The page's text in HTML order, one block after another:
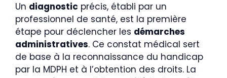
Un diagnostic précis, établi par un
professionnel de santé, est la première
étape pour déclencher les démarches
administratives. Ce constat médical sert
de base à la reconnaissance du handicap
par la MDPH et à l’obtention des droits. La